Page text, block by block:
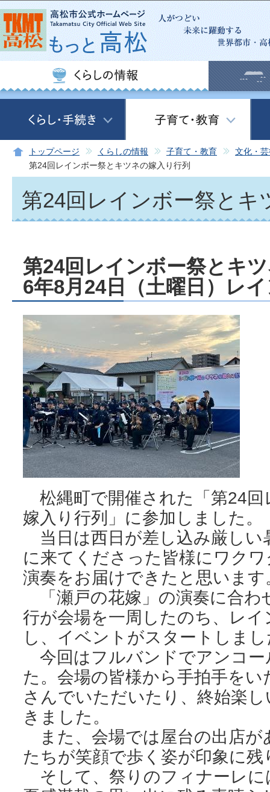
この
トップページ くらしの情報 子育て・教育
文化・
第24回レインボー祭とキツネの嫁入り行列
第24回レインボー祭とキ
第24回レインボー祭とキ
6年8月24日（土曜日）レ
松縄町で開催された「第24
嫁入り行列」に参加しました。
当日は西日が差し込み厳しい
に来てくださった皆様にワク
演奏をお届けできたと思います
「瀬戸の花嫁」の演奏に合わ
行が会場を一周したのち、レ
し、イベントがスタートしま
今回はフルバンドでアンコー
た。会場の皆様から手拍手を
さんでいただいたり、終始楽
きました。
また、会場では屋台の出店が
たちが笑顔で歩く姿が印象に残
そして、祭りのフィナーレに